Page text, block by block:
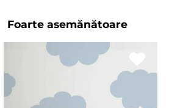
Foarte asemănătoare